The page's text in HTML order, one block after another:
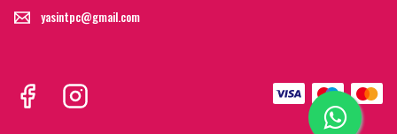
yasintpc@gmail.com